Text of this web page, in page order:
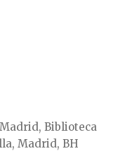
Biblioteca
Madrid, BH